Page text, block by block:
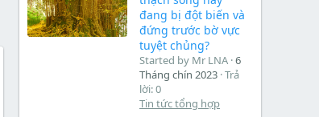
đang bị đột biến và
đứng trước bờ vực
tuyệt chủng?
Started by Mr LNA 6
Tháng chín 2023 Trả
lời: 0
Tin tức tổng hợp